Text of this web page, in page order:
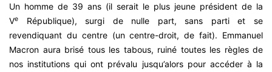
Un homme de 39 ans (il serait le plus jeune président de la
Ve
République), surgi de nulle part, sans parti et se
revendiquant du centre (un centre-droit, de fait). Emmanuel
Macron aura brisé tous les tabous, ruiné toutes les règles de
nos institutions qui ont prévalu jusqu’alors pour accéder à la